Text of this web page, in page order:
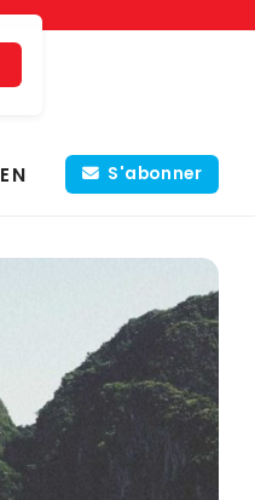
EN S'abonner